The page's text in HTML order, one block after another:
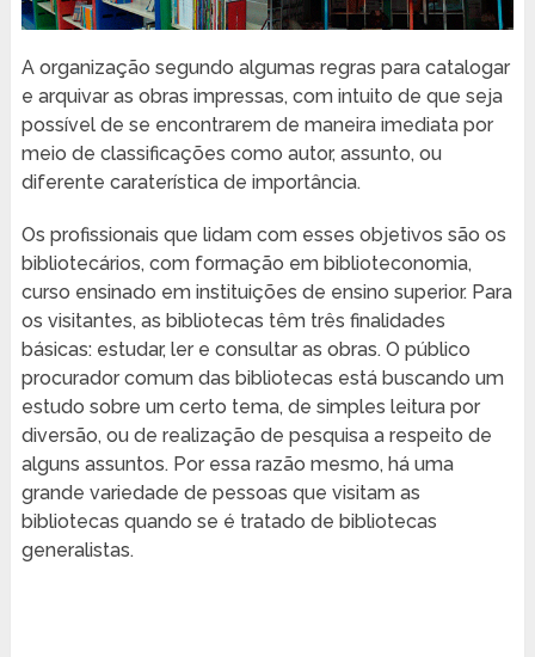
A organização segundo algumas regras para catalogar
e arquivar as obras impressas, com intuito de que seja
possível de se encontrarem de maneira imediata por
meio de classificações como autor, assunto, ou
diferente caraterística de importância.
Os profissionais que lidam com esses objetivos são os
bibliotecários, com formação em biblioteconomia,
curso ensinado em instituições de ensino superior. Para
os visitantes, as bibliotecas têm três finalidades
básicas: estudar, ler e consultar as obras. O público
procurador comum das bibliotecas está buscando um
estudo sobre um certo tema, de simples leitura por
diversão, ou de realização de pesquisa a respeito de
alguns assuntos. Por essa razão mesmo, há uma
grande variedade de pessoas que visitam as
bibliotecas quando se é tratado de bibliotecas
generalistas.